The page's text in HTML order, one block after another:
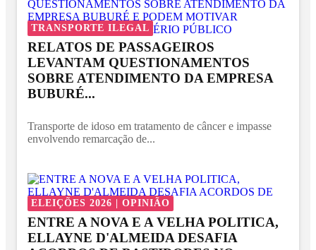
TRANSPORTE ILEGAL
RELATOS DE PASSAGEIROS
LEVANTAM QUESTIONAMENTOS
SOBRE ATENDIMENTO DA EMPRESA
BUBURÉ...
Transporte de idoso em tratamento de câncer e impasse
envolvendo remarcação de...
ELEIÇÕES 2026 | OPINIÃO
ENTRE A NOVA E A VELHA POLITICA,
ELLAYNE D'ALMEIDA DESAFIA